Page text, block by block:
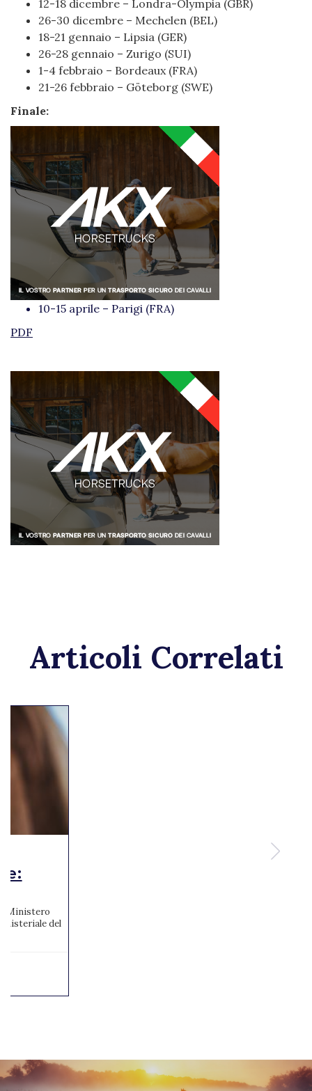
12-18 dicembre – Londra-Olympia (GBR)
26-30 dicembre – Mechelen (BEL)
18-21 gennaio – Lipsia (GER)
26-28 gennaio – Zurigo (SUI)
1-4 febbraio – Bordeaux (FRA)
21-26 febbraio – Göteborg (SWE)
Finale:
10-15 aprile – Parigi (FRA)
PDF
Articoli Correlati
Ministero
del